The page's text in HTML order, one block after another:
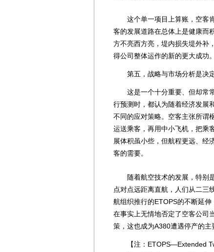
这个单一项目上算账，空客肯
客的发展道路在总体上是健康而
方不亮西方亮，堤内损失堤外补
得公司整体运作的新的更大成功。
第五，战略与市场分析是决定
这是一个十分重要、但却常常
行预测时，都认为随着经济发展
不同的应对策略。空客主张所谓
运送乘客，再用中小飞机，把乘
展体积虽小些，但航程更远、经
客的需要。
随着航空技术的发展，特别是
点对点远距离直航，人们从二三
航组织推行的ETOPS的不断延
在事实上无情地否定了空客公司
策，这也成为A380遭遇停产的主
【注：ETOPS—Extended